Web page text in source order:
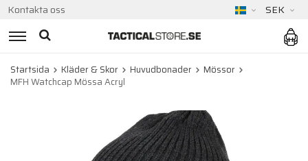
Kontakta oss SEK
Startsida Kläder & Skor Huvudbonader
Mössor
MFH Watchcap Mössa Acryl